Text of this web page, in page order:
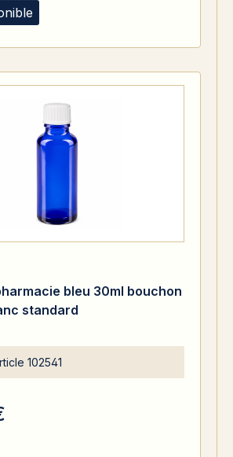
bleu 30ml bouchon
standard
102541